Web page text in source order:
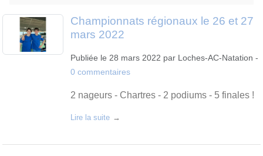
Championnats régionaux le 26 et 27
mars 2022
Publiée le 28 mars 2022 par Loches-AC-Natation -
0 commentaires
2 nageurs - Chartres - 2 podiums - 5 finales !
Lire la suite